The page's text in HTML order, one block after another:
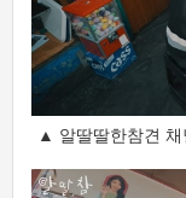
▲ 알딸딸한참견 채